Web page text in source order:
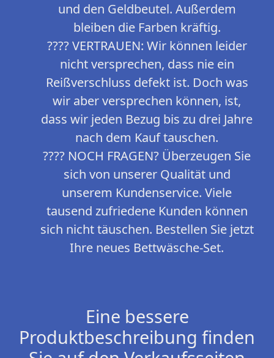
und den Geldbeutel. Außerdem
bleiben die Farben kräftig.
???? VERTRAUEN: Wir können leider
nicht versprechen, dass nie ein
Reißverschluss defekt ist. Doch was
wir aber versprechen können, ist,
dass wir jeden Bezug bis zu drei Jahre
nach dem Kauf tauschen.
???? NOCH FRAGEN? Überzeugen Sie
sich von unserer Qualität und
unserem Kundenservice. Viele
tausend zufriedene Kunden können
sich nicht täuschen. Bestellen Sie jetzt
Ihre neues Bettwäsche-Set.
Eine bessere
Produktbeschreibung finden